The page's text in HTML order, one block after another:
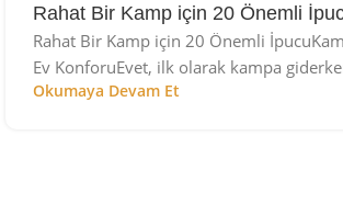
Rahat Bir Kamp için 20 Önemli
Rahat Bir Kamp için 20 Önemli
Ev KonforuEvet, ilk olarak kampa
Okumaya Devam Et